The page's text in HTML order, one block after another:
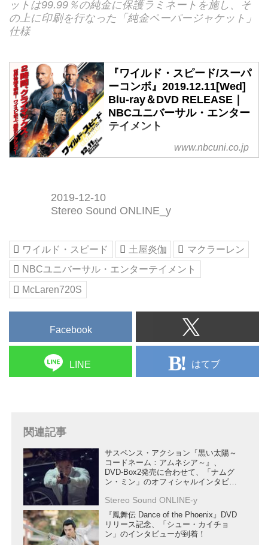
ットは99.99％の純金に保護ラミネートを施し、そ
の上に印刷を行なった「純金ペーパージャケット」
仕様
『ワイルド・スピード/スーパ
ーコンボ』2019.12.11[Wed]
Blu-ray＆DVD RELEASE｜
NBCユニバーサル・エンター
テイメント
2時間、クライマックス。世界各
地を疾走!ワイスピ史上、最高の
RELEASE
www.nbcuni.co.jp
2019-12-10
Stereo Sound ONLINE_y
ワイルド・スピード 土屋炎伽
マクラーレン
NBCユニバーサル・エンターテイメント
McLaren720S
Facebook
LINE はてブ
関連記事
サスペンス・アクション『黒い太陽～
コードネーム：アムネシア～』、
DVD-Box2発売に合わせて、「ナムグ
ン・ミン」のオフィシャルインタビュ
Stereo Sound ONLINE-y
『鳳舞伝 Dance of the Phoenix』DVD
リリース記念、「シュー・カイチョ
ン」のインタビューが到着！